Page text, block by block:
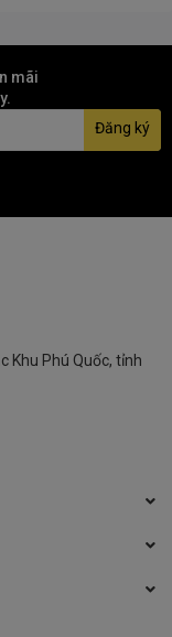
mãi
Đăng ký
Khu Phú Quốc, tỉnh